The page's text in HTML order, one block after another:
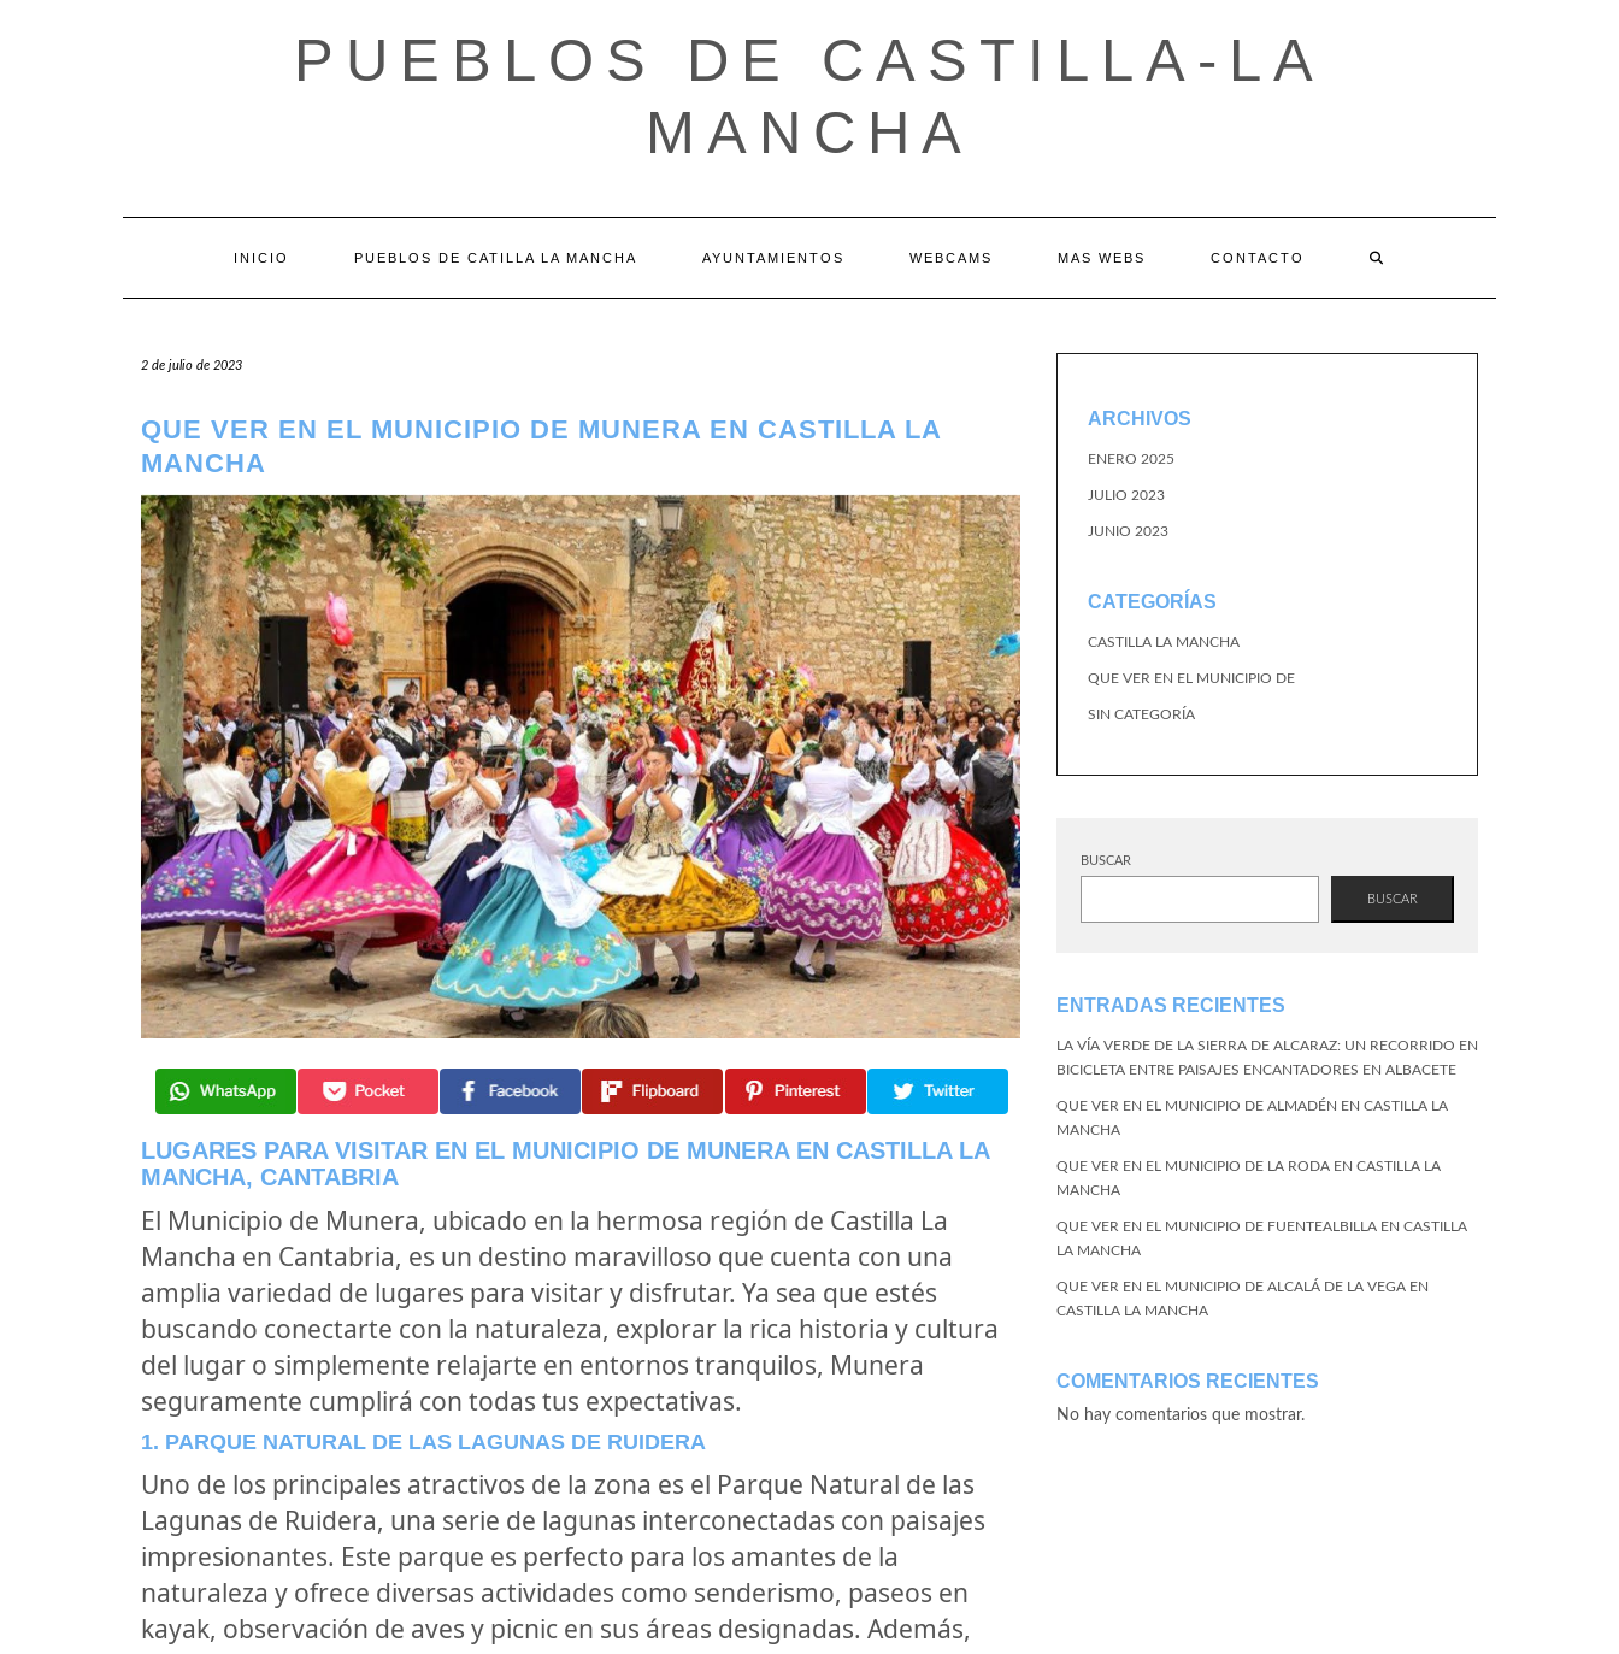
PUEBLOS DE CASTILLA-LA
MANCHA
INICIO PUEBLOS DE CATILLA LA MANCHA AYUNTAMIENTOS WEBCAMS MAS WEBS CONTACTO
2 de julio de 2023
QUE VER EN EL MUNICIPIO DE MUNERA EN CASTILLA LA
MANCHA
LUGARES PARA VISITAR EN EL MUNICIPIO DE MUNERA EN CASTILLA LA
MANCHA, CANTABRIA
El Municipio de Munera, ubicado en la hermosa región de Castilla La
Mancha en Cantabria, es un destino maravilloso que cuenta con una
amplia variedad de lugares para visitar y disfrutar. Ya sea que estés
buscando conectarte con la naturaleza, explorar la rica historia y cultura
del lugar o simplemente relajarte en entornos tranquilos, Munera
seguramente cumplirá con todas tus expectativas.
1. PARQUE NATURAL DE LAS LAGUNAS DE RUIDERA
Uno de los principales atractivos de la zona es el Parque Natural de las
Lagunas de Ruidera, una serie de lagunas interconectadas con paisajes
impresionantes. Este parque es perfecto para los amantes de la
naturaleza y ofrece diversas actividades como senderismo, paseos en
kayak, observación de aves y picnic en sus áreas designadas. Además,
ARCHIVOS
ENERO 2025
JULIO 2023
JUNIO 2023
CATEGORÍAS
CASTILLA LA MANCHA
QUE VER EN EL MUNICIPIO DE
SIN CATEGORÍA
BUSCAR
BUSCAR
ENTRADAS RECIENTES
LA VÍA VERDE DE LA SIERRA DE ALCARAZ: UN RECORRIDO EN
BICICLETA ENTRE PAISAJES ENCANTADORES EN ALBACETE
QUE VER EN EL MUNICIPIO DE ALMADÉN EN CASTILLA LA
MANCHA
QUE VER EN EL MUNICIPIO DE LA RODA EN CASTILLA LA
MANCHA
QUE VER EN EL MUNICIPIO DE FUENTEALBILLA EN CASTILLA
LA MANCHA
QUE VER EN EL MUNICIPIO DE ALCALÁ DE LA VEGA EN
CASTILLA LA MANCHA
COMENTARIOS RECIENTES
No hay comentarios que mostrar.